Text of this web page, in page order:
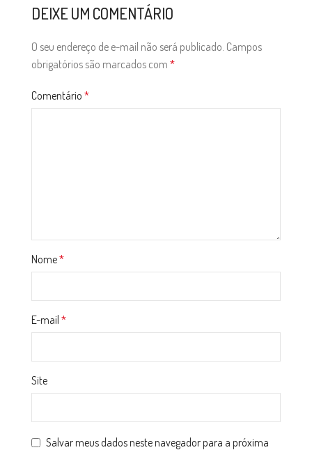
DEIXE UM COMENTÁRIO
O seu endereço de e-mail não será publicado. Campos
obrigatórios são marcados com *
Comentário *
Nome*
E-mail *
Site
Salvar meus dados neste navegador para a próxima